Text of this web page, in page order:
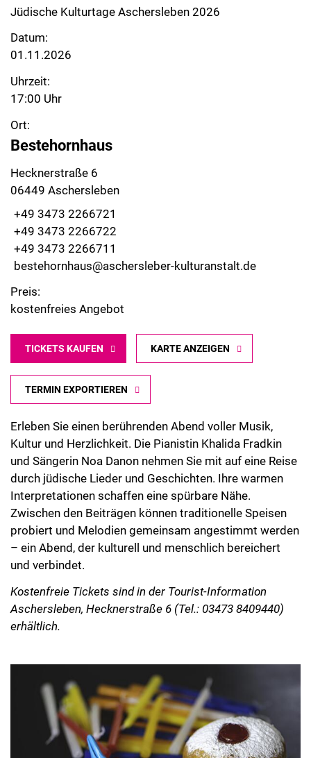
Jüdische Kulturtage Aschersleben 2026
Datum:
01.11.2026
Uhrzeit:
17:00 Uhr
Ort:
Bestehornhaus
Hecknerstraße 6
06449 Aschersleben
+49 3473 2266721
+49 3473 2266722
+49 3473 2266711
bestehornhaus@aschersleber-kulturanstalt.de
Preis:
kostenfreies Angebot
TICKETS KAUFEN KARTE ANZEIGEN
TERMIN EXPORTIEREN
Erleben Sie einen berührenden Abend voller Musik,
Kultur und Herzlichkeit. Die Pianistin Khalida Fradkin
und Sängerin Noa Danon nehmen Sie mit auf eine Reise
durch jüdische Lieder und Geschichten. Ihre warmen
Interpretationen schaffen eine spürbare Nähe.
Zwischen den Beiträgen können traditionelle Speisen
probiert und Melodien gemeinsam angestimmt werden
– ein Abend, der kulturell und menschlich bereichert
und verbindet.
Kostenfreie Tickets sind in der Tourist-Information
Aschersleben, Hecknerstraße 6 (Tel.: 03473 8409440)
erhältlich.